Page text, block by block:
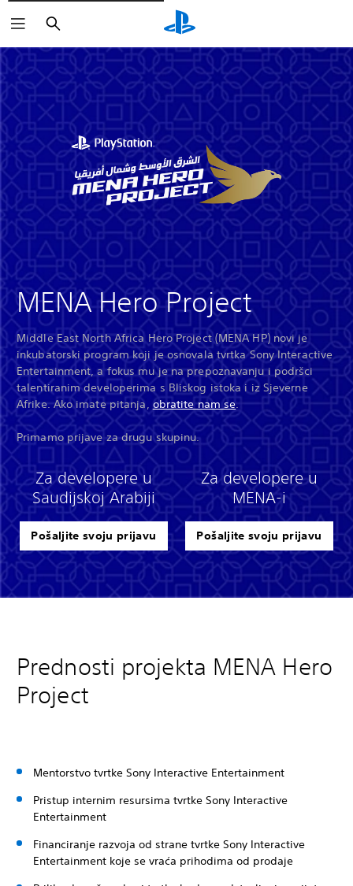
Pretraži
MENA Hero Project
Middle East North Africa Hero Project (MENA HP) novi je
inkubatorski program koji je osnovala tvrtka Sony Interactive
Entertainment, a fokus mu je na prepoznavanju i podršci
talentiranim developerima s Bliskog istoka i iz Sjeverne
Afrike. Ako imate pitanja, obratite nam se.
Primamo prijave za drugu skupinu.
Za developere u
Saudijskoj Arabiji
Pošaljite svoju prijavu
Za developere u
MENA-i
Pošaljite svoju prijavu
Prednosti projekta MENA Hero
Project
Mentorstvo tvrtke Sony Interactive Entertainment
Pristup internim resursima tvrtke Sony Interactive
Entertainment
Financiranje razvoja od strane tvrtke Sony Interactive
Entertainment koje se vraća prihodima od prodaje